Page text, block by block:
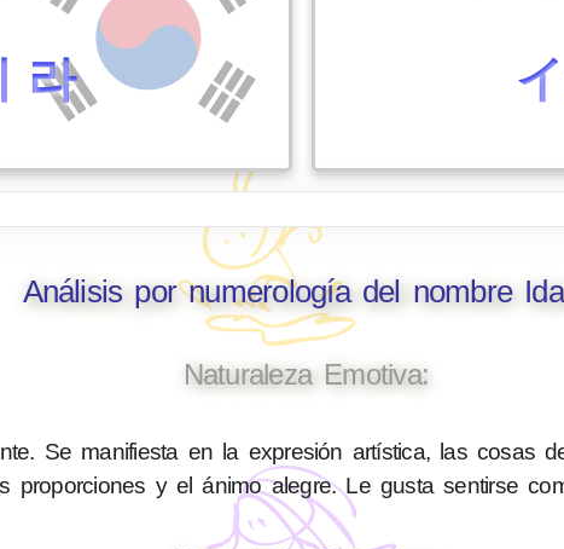
라
Análisis por numerología del nombre
Naturaleza Emotiva:
Se manifiesta en la expresión artística, las cosas
proporciones y el ánimo alegre. Le gusta sentirse